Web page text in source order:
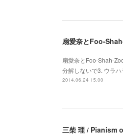
扇愛奈とFoo-
扇愛奈とFoo-Shah-
分解しないで3. ウラ
2014.06.24 15:00
三柴 理 / Pianism